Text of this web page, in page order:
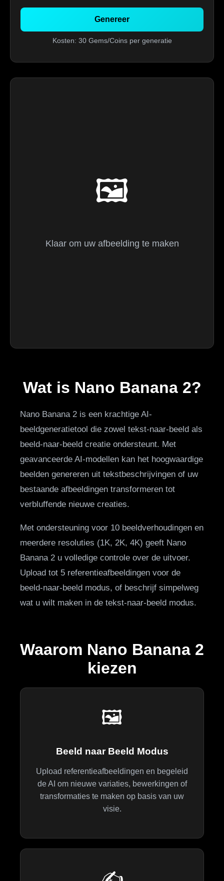
Genereer
Kosten: 30 Gems/Coins per generatie
🖼️
Klaar om uw afbeelding te maken
Wat is Nano Banana 2?
Nano Banana 2 is een krachtige AI-
beeldgeneratietool die zowel tekst-naar-beeld als
beeld-naar-beeld creatie ondersteunt. Met
geavanceerde AI-modellen kan het hoogwaardige
beelden genereren uit tekstbeschrijvingen of uw
bestaande afbeeldingen transformeren tot
verbluffende nieuwe creaties.
Met ondersteuning voor 10 beeldverhoudingen en
meerdere resoluties (1K, 2K, 4K) geeft Nano
Banana 2 u volledige controle over de uitvoer.
Upload tot 5 referentieafbeeldingen voor de
beeld-naar-beeld modus, of beschrijf simpelweg
wat u wilt maken in de tekst-naar-beeld modus.
Waarom Nano Banana 2
kiezen
🖼️
Beeld naar Beeld Modus
Upload referentieafbeeldingen en begeleid
de AI om nieuwe variaties, bewerkingen of
transformaties te maken op basis van uw
visie.